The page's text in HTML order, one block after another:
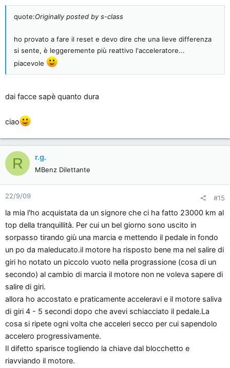
quote:Originally posted by s-class
ho provato a fare il reset e devo dire che una lieve differenza
si sente, è leggeremente più reattivo l'acceleratore...
piacevole
dai facce sapè quanto dura
ciao
R r.g.
MBenz Dilettante
22/9/09 #15
la mia l'ho acquistata da un signore che ci ha fatto 23000 km al
top della tranquillità. Per cui un bel giorno sono uscito in
sorpasso tirando giù una marcia e mettendo il pedale in fondo
un po da maleducato.il motore ha risposto bene ma nel salire di
giri ho notato un piccolo vuoto nella prograssione (cosa di un
secondo) al cambio di marcia il motore non ne voleva sapere di
salire di giri.
allora ho accostato e praticamente acceleravi e il motore saliva
di giri 4 - 5 secondi dopo che avevi schiacciato il pedale.La
cosa si ripete ogni volta che acceleri secco per cui sapendolo
accelero progressivamente.
Il difetto sparisce togliendo la chiave dal blocchetto e
riavviando il motore.